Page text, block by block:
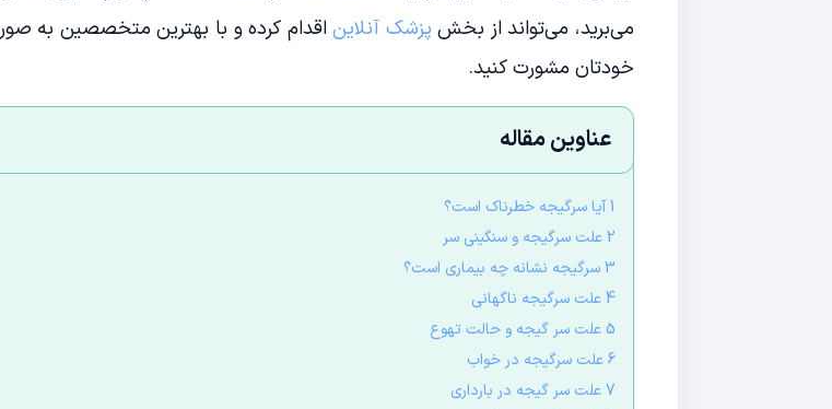
می‌برید، می‌تواند از بخش پزشک آنلایناقدام کرده و با بهترین متخصصین به
خودتان مشورت کنید.
عناوین مقاله
1 آیا سرگیجه خطرناک است؟
2 علت سرگیجه و سنگینی سر
3 سرگیجه نشانه چه بیماری است؟
4 علت سرگیجه ناگهانی
5 علت سر گیجه و حالت تهوع
6 علت سرگیجه در خواب
7 علت سر گیجه در بارداری